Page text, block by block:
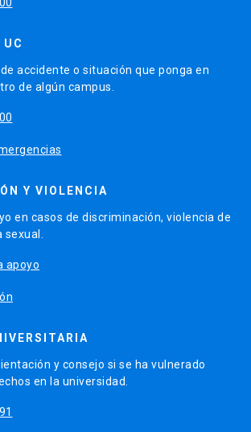
UC
accidente o situación que ponga en
de algún campus.
Y VIOLENCIA
en casos de discriminación, violencia de
sexual.
apoyo
y consejo si se ha vulnerado
en la universidad.